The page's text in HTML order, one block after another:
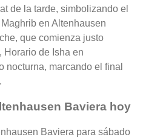
de la tarde, simbolizando el
en Altenhausen
que comienza justo
Horario de Isha en
nocturna, marcando el final
Baviera hoy
Baviera para sábado